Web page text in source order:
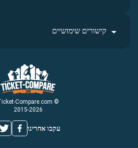
© Ticket-Compare.com
2015-2026
עקבו אחרינו
קישורים שימושיים